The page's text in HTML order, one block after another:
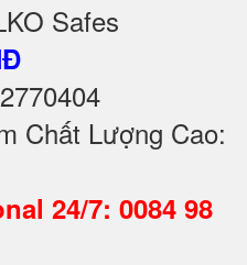
Safes
Chất Lượng Cao:
24/7: 0084 98